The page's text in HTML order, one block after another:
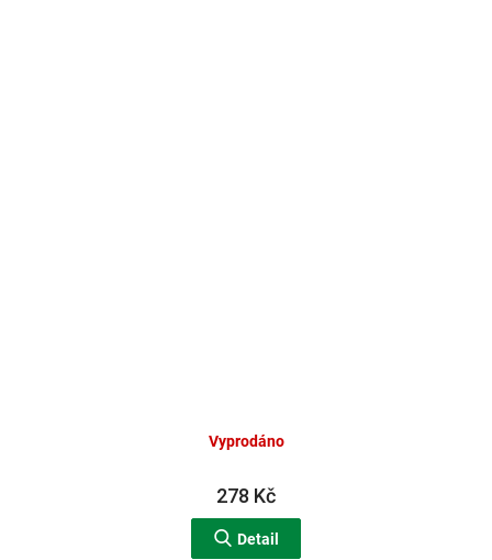
Vyprodáno
278 Kč
Detail